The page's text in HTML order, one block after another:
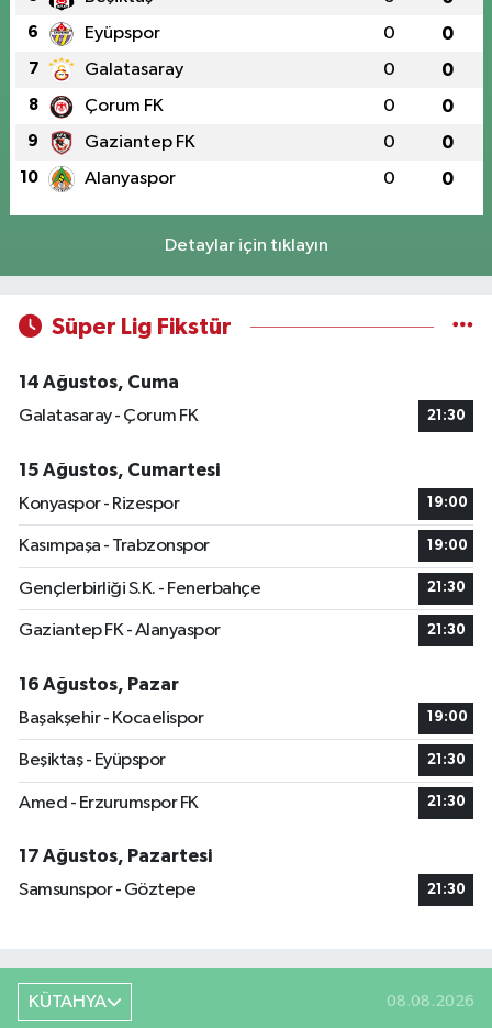
6 Eyüpspor 0 0
7 Galatasaray 0 0
8 Çorum FK 0 0
9 Gaziantep FK 0 0
10 Alanyaspor 0 0
Detaylar için tıklayın
Süper Lig Fikstür
14 Ağustos, Cuma
Galatasaray - Çorum FK
21:30
15 Ağustos, Cumartesi
Konyaspor - Rizespor
19:00
Kasımpaşa - Trabzonspor 19:00
Gençlerbirliği S.K. - Fenerbahçe 21:30
Gaziantep FK - Alanyaspor 21:30
16 Ağustos, Pazar
Başakşehir - Kocaelispor
19:00
Beşiktaş - Eyüpspor 21:30
Amed - Erzurumspor FK 21:30
17 Ağustos, Pazartesi
Samsunspor - Göztepe
21:30
KÜTAHYA 08.08.2026